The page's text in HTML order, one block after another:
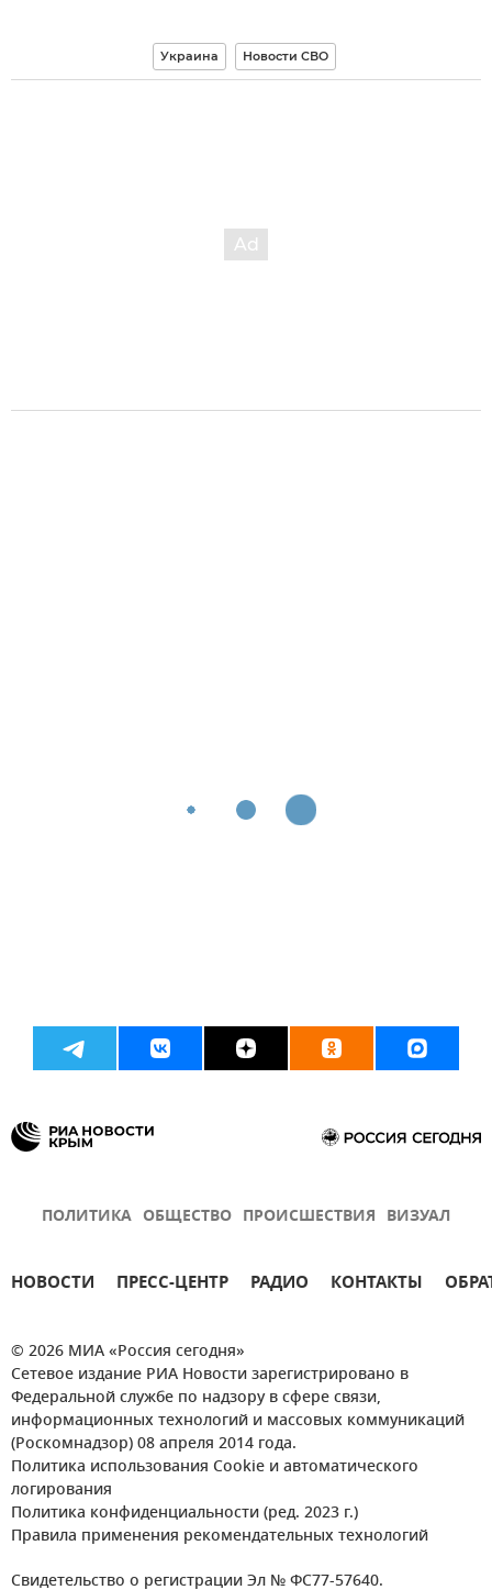
Украина Новости СВО
ПОЛИТИКА ОБЩЕСТВО ПРОИСШЕСТВИЯ ВИЗУАЛ
НОВОСТИ ПРЕСС-ЦЕНТР РАДИО КОНТАКТЫ
© 2026 МИА «Россия сегодня»
Сетевое издание РИА Новости зарегистрировано в
Федеральной службе по надзору в сфере связи,
информационных технологий и массовых коммуникаций
(Роскомнадзор) 08 апреля 2014 года.
Политика использования Cookie и автоматического
логирования
Политика конфиденциальности (ред. 2023 г.)
Правила применения рекомендательных технологий
Свидетельство о регистрации Эл № ФС77-57640.